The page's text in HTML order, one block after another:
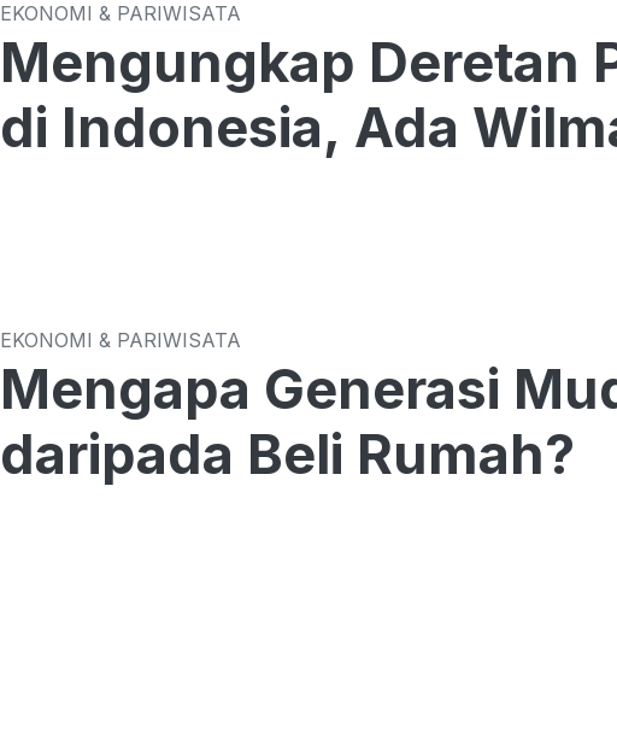
EKONOMI & PARIWISATA
Mengungkap Deretan
di Indonesia, Ada
EKONOMI & PARIWISATA
Mengapa Generasi
daripada Beli Rumah?